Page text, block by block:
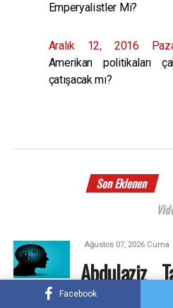
Facebook
Emperyalistler Mi?
Aralık 12, 2016
Amerikan politikaları
çatışacak mı?
Son Eklenen
Ağustos 07, 2026 Cuma
Abdulaziz
Kavramsal